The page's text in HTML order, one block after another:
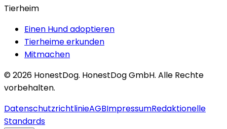
Tierheim
Einen Hund adoptieren
Tierheime erkunden
Mitmachen
©2026 HonestDog. HonestDog GmbH. Alle Rechte
vorbehalten.
DatenschutzrichtlinieAGBImpressumRedaktionelle
Standards